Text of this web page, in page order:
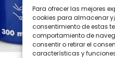
Para ofrecer las mejores
cookies para almacenar
consentimiento de estas
comportamiento de
consentir o retirar el
características y